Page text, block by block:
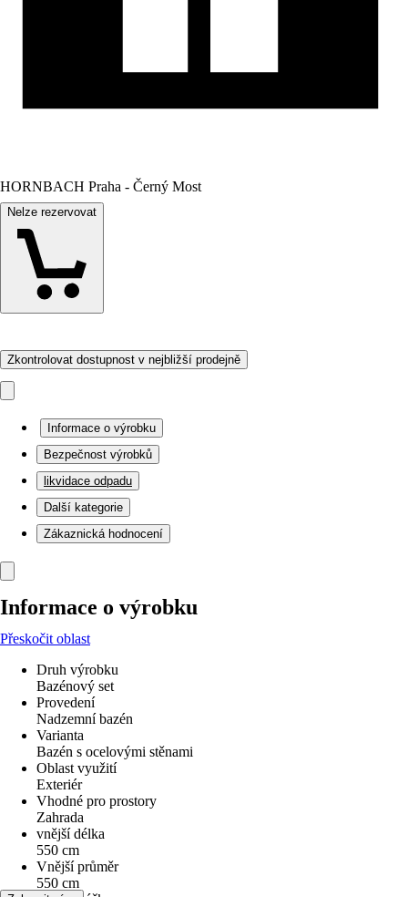
HORNBACH Praha - Černý Most
Nelze rezervovat
Zkontrolovat dostupnost v nejbližší prodejně
Informace o výrobku
Bezpečnost výrobků
likvidace odpadu
Další kategorie
Zákaznická hodnocení
Informace o výrobku
Přeskočit oblast
Druh výrobku
Bazénový set
Provedení
Nadzemní bazén
Varianta
Bazén s ocelovými stěnami
Oblast využití
Exteriér
Vhodné pro prostory
Zahrada
vnější délka
550 cm
Vnější průměr
550 cm